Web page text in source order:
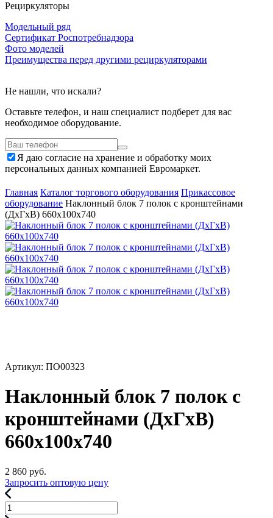
Рециркуляторы
Модельный ряд
Сертификат Роспотребнадзора
Фото моделей
Преимущества перед другими рециркуляторами
Не нашли, что искали?
Оставьте телефон, и наш специалист подберет для вас
необходимое оборудование.
Я даю согласие на хранение и обработку моих
персональных данных компанией Евромаркет.
Главная Каталог торгового оборудования Прикассовое
оборудование Наклонный блок 7 полок с кронштейнами
(ДхГхВ) 660х100х740
Артикул: ПО00323
Наклонный блок 7 полок с
кронштейнами (ДхГхВ)
660х100х740
2 860 руб.
Запросить оптовую цену